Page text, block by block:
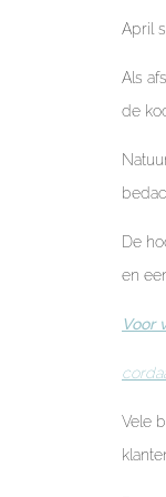
April
Als
de
De
en
Voor
Vele